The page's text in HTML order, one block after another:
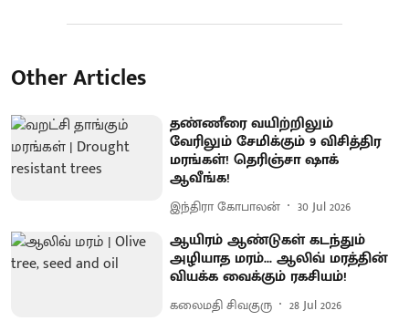
Other Articles
தண்ணீரை வயிற்றிலும்
வேரிலும் சேமிக்கும் 9 விசித்திர
மரங்கள்! தெரிஞ்சா ஷாக்
ஆவீங்க!
இந்திரா கோபாலன் 30 Jul 2026
ஆயிரம் ஆண்டுகள் கடந்தும்
அழியாத மரம்... ஆலிவ் மரத்தின்
வியக்க வைக்கும் ரகசியம்!
கலைமதி சிவகுரு 28 Jul 2026